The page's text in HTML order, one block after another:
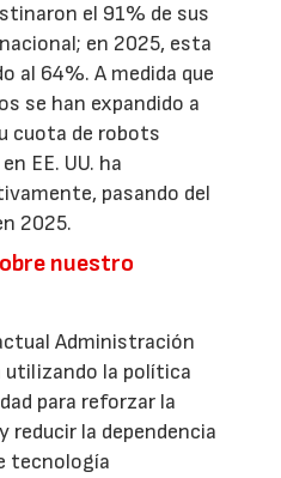
el 91% de sus
en 2025, esta
al 64%. A medida que
se han expandido a
cuota de robots
EE. UU. ha
pasando del
2025.
nuestro
Administración
la política
para reforzar la
reducir la dependencia
tecnología